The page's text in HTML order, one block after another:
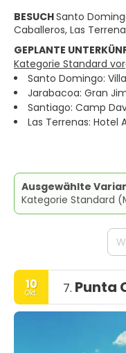
BESUCHSanto
Caballeros, Las
GEPLANTE
Kategorie Standard
Santo Domingo:
Jarabacoa: Gran
Santiago: Camp
Las Terrenas: Hotel
Ausgewählte
Kategorie Standard
10
Okt. 7. Punta